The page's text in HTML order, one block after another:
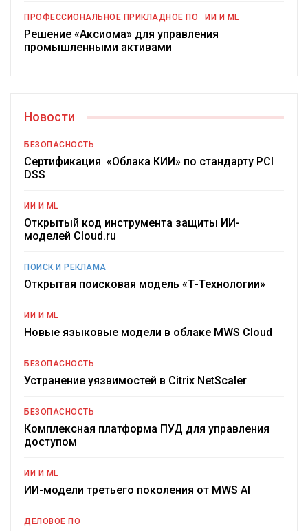
ПРОФЕССИОНАЛЬНОЕ ПРИКЛАДНОЕ ПО ИИ И ML
Решение «Аксиома» для управления
промышленными активами
Новости
БЕЗОПАСНОСТЬ
Сертификация «Облака КИИ» по стандарту PCI
DSS
ИИ И ML
Открытый код инструмента защиты ИИ-
моделей Cloud.ru
ПОИСК И РЕКЛАМА
Открытая поисковая модель «Т-Технологии»
ИИ И ML
Новые языковые модели в облаке MWS Cloud
БЕЗОПАСНОСТЬ
Устранение уязвимостей в Citrix NetScaler
БЕЗОПАСНОСТЬ
Комплексная платформа ПУД для управления
доступом
ИИ И ML
ИИ-модели третьего поколения от MWS AI
ДЕЛОВОЕ ПО